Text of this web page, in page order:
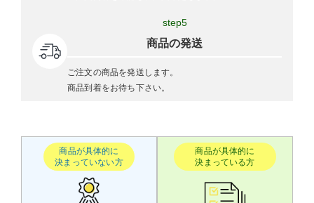
step5
商品の発送
ご注文の商品を発送します。
商品到着をお待ち下さい。
商品が具体的に
決まっていない方
商品が具体的に
決まっている方